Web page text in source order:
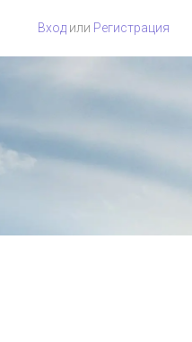
Вход или Регистрация